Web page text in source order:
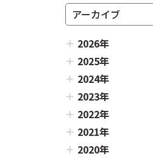
アーカイブ
2026年
2025年
2024年
2023年
2022年
2021年
2020年